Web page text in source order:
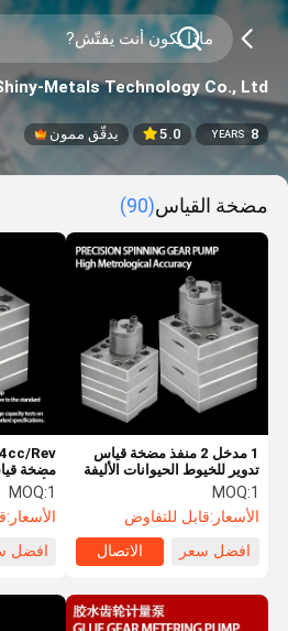
Metals Technology Co., Ltd.
8
YEARS
5.0 يدقّق ممون
مضخة القياس(90)
Rev
مضخة
للألياف
MOQ:1
الأسعار:
افضل
1 مدخل 2 منفذ مضخة قياس
تدوير للخيوط الحيوانات الأليفة
نايلون خيط تدوير
MOQ:1
الأسعار:قابل للتفاوض
افضل سعر
الاتصال